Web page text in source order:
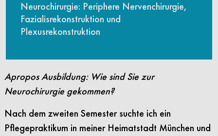
Neurochirurgie: Periphere Nervenchirurgie,
Fazialisrekonstruktion und
Plexusrekonstruktion
Apropos Ausbildung: Wie sind Sie zur
Neurochirurgie gekommen?
Nach dem zweiten Semester suchte ich ein
Pflegepraktikum in meiner Heimatstadt München und